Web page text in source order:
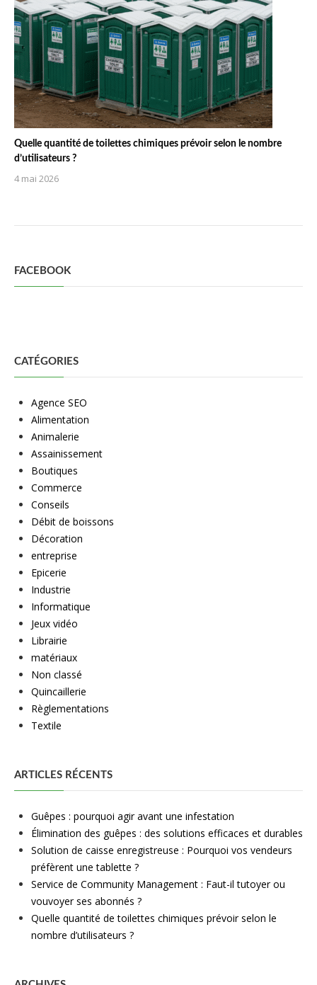
Quelle quantité de toilettes chimiques prévoir selon le nombre
d’utilisateurs ?
4 mai 2026
FACEBOOK
CATÉGORIES
Agence SEO
Alimentation
Animalerie
Assainissement
Boutiques
Commerce
Conseils
Débit de boissons
Décoration
entreprise
Epicerie
Industrie
Informatique
Jeux vidéo
Librairie
matériaux
Non classé
Quincaillerie
Règlementations
Textile
ARTICLES RÉCENTS
Guêpes : pourquoi agir avant une infestation
Élimination des guêpes : des solutions efficaces et durables
Solution de caisse enregistreuse : Pourquoi vos vendeurs
préfèrent une tablette ?
Service de Community Management : Faut-il tutoyer ou
vouvoyer ses abonnés ?
Quelle quantité de toilettes chimiques prévoir selon le
nombre d’utilisateurs ?